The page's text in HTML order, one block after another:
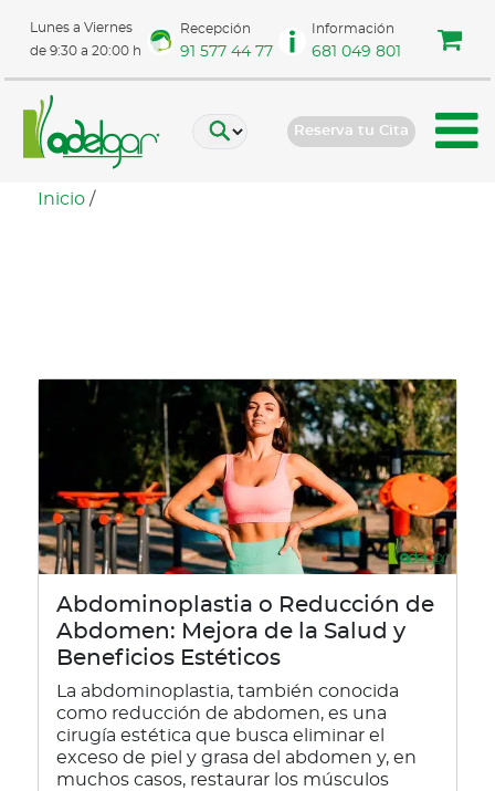
Lunes a Viernes
de 9:30 a 20:00 h
Recepción
91 577 44 77
Información
681 049 801
Reserva tu Cita
Inicio /
Abdominoplastia o Reducción de
Abdomen: Mejora de la Salud y
Beneficios Estéticos
La abdominoplastia, también conocida
como reducción de abdomen, es una
cirugía estética que busca eliminar el
exceso de piel y grasa del abdomen y, en
muchos casos, restaurar los músculos